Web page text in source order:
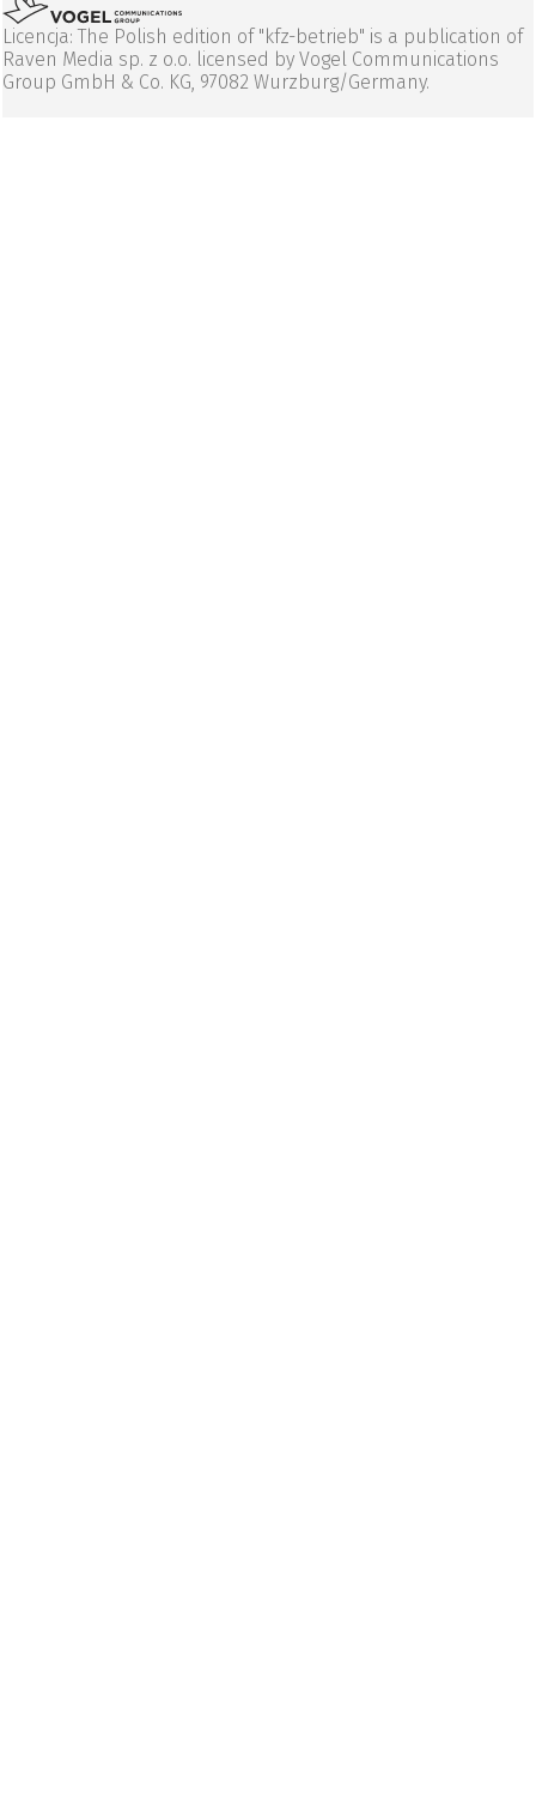
Licencja: The Polish edition of "kfz-betrieb" is a publication of
Raven Media sp. z o.o. licensed by Vogel Communications
Group GmbH & Co. KG, 97082 Wurzburg/Germany.